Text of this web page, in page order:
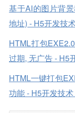
基于AI的图片背
地址) - H5开发技
HTML打包
过期, 无广告 - H5
HTML一键打包
功能 - H5开发技